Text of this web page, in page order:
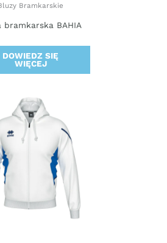
Bramkarskie
bramkarska BAHIA
DOWIEDZ SIĘ
WIĘCEJ